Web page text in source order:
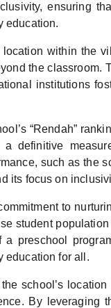
ensuring
education.
location within the
the classroom.
institutions
“Rendah”
definitive
such as the
its focus on
to
student
a preschool
education for all.
the school’s
By leveraging